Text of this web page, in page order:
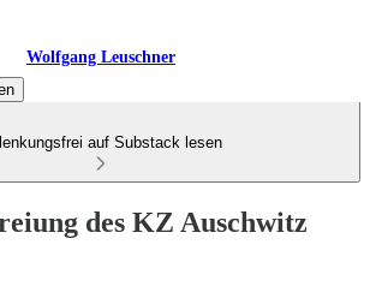
Wolfgang Leuschner
auf Substack lesen
des KZ Auschwitz